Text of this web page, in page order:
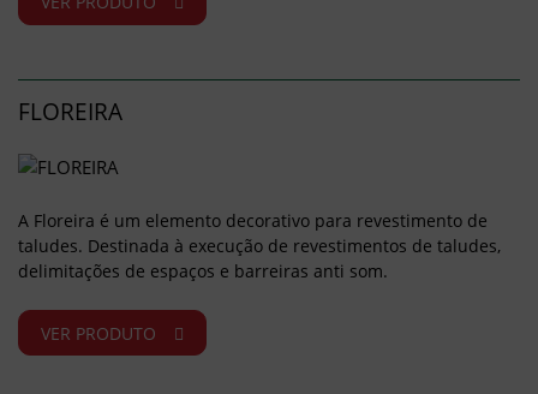
FLOREIRA
A Floreira é um elemento decorativo para revestimento de
taludes. Destinada à execução de revestimentos de taludes,
delimitações de espaços e barreiras anti som.
VER PRODUTO